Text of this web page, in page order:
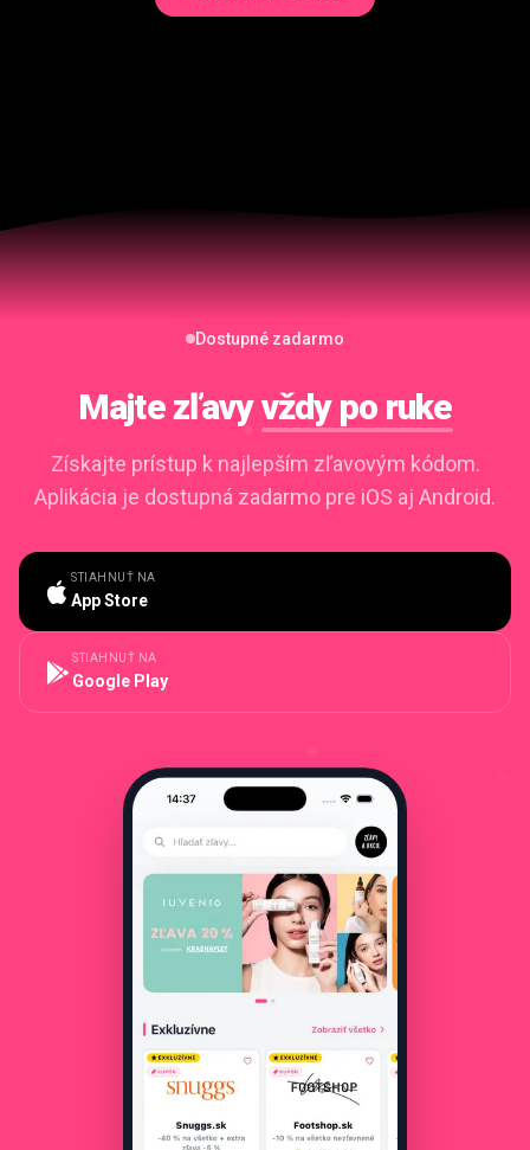
Dostupné zadarmo
Majte zľavyvždy po ruke
Získajte prístup k najlepším zľavovým kódom.
Aplikácia je dostupná zadarmo pre iOS aj Android.
STIAHNUŤ NA
App Store
STIAHNUŤ NA
Google Play